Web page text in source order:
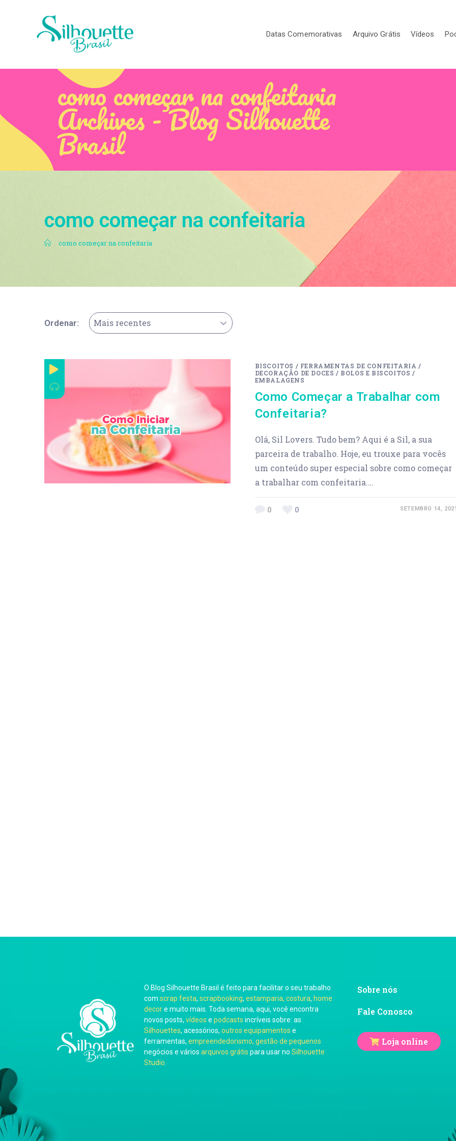
Datas Comemorativas Arquivo Grátis Vídeos
como começar na confeitaria
Archives - Blog Silhouette
Brasil
como começar na confeitaria
. como começar na confeitaria
Ordenar: Mais recentes
BISCOITOS / FERRAMENTAS DE CONFEITARIA /
DECORAÇÃO DE DOCES / BOLOS E BISCOITOS /
EMBALAGENS
Como Começar a Trabalhar com
Confeitaria?
Olá, Sil Lovers. Tudo bem? Aqui é a Sil, a sua
parceira de trabalho. Hoje, eu trouxe para vocês
um conteúdo super especial sobre como começar
a trabalhar com confeitaria.…
0 0 SETEMBRO 14, 2021
O Blog Silhouette Brasil é feito para facilitar o seu trabalho
com scrap festa, scrapbooking, estamparia, costura, home
decore muito mais. Toda semana, aqui, você encontra
novos posts, vídeos e podcasts incríveis sobre: as
Silhouettes, acessórios, outros equipamentos e
ferramentas, empreendedorismo, gestão de pequenos
negócios e vários arquivos grátis para usar no Silhouette
Studio
Sobre nós
Fale Conosco
Loja online